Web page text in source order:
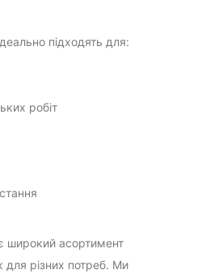
підходять для:
робіт
широкий асортимент
різних потреб. Ми